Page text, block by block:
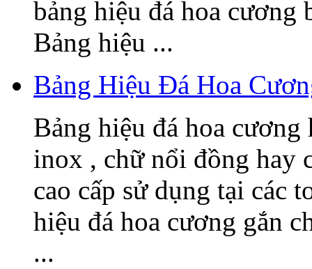
bảng hiệu đá hoa
Bảng hiệu ...
Bảng Hiệu Đá Hoa
Bảng hiệu đá hoa
inox , chữ nổi đồng hay
cao cấp sử dụng tại các
hiệu đá hoa cương gắn
...